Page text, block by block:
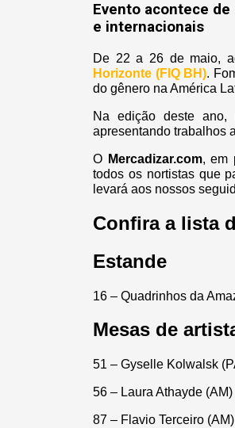
Evento acontece
e internacionais
De 22 a 26 de maio,
Horizonte (FIQ BH).
do gênero na América
Na edição deste
apresentando trabalhos
O Mercadizar.com, em
todos os nortistas que
levará aos nossos
Confira a lista
Estande
16 – Quadrinhos da
Mesas de
51 – Gyselle Kolwalsk
56 – Laura Athayde (AM)
87 – Flavio Terceiro (AM)